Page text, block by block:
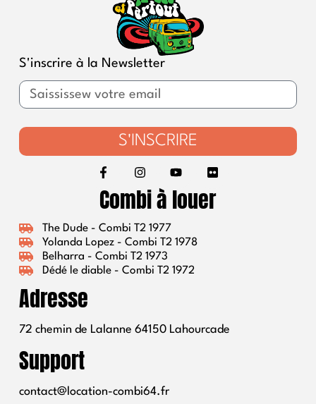
moi, un
retour
arrière
ans , un
souveni
r
inoubli
plus,
Arnaud
le
patron
est très
.
S'inscrire à la Newsletter
S'INSCRIRE
Combi à louer
The Dude - Combi T2 1977
Yolanda Lopez - Combi T2 1978
Belharra - Combi T2 1973
Dédé le diable - Combi T2 1972
Adresse
72 chemin de Lalanne 64150 Lahourcade
Support
contact@location-combi64.fr